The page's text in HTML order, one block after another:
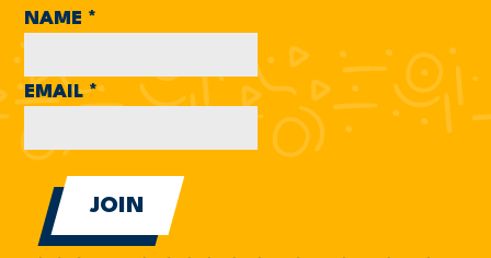
NAME *
EMAIL*